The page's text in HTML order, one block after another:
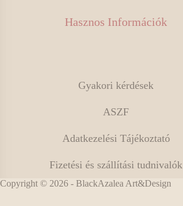
Hasznos Információk
Gyakori kérdések
ASZF
Adatkezelési Tájékoztató
Fizetési és szállítási tudnivalók
Copyright © 2026 - BlackAzalea Art&Design